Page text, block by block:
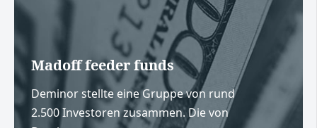
Madoff feeder funds
Deminor stellte eine Gruppe von rund
2.500 Investoren zusammen. Die von